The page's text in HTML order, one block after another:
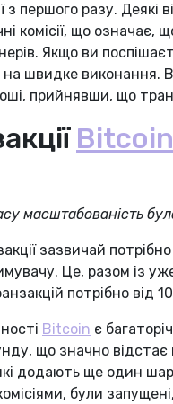
з першого разу.
комісії, що означає,
Якщо ви
швидке виконання.
прийнявши, що
Bitcoin
масштабованість
зазвичай
Це, разом із
потрібно від
Bitcoin є
що значно відстає
додають ще один
були